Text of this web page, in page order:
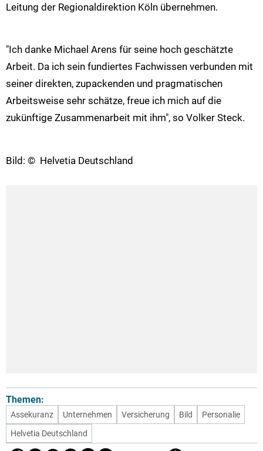
Leitung der Regionaldirektion Köln übernehmen.
"Ich danke Michael Arens für seine hoch geschätzte
Arbeit. Da ich sein fundiertes Fachwissen verbunden mit
seiner direkten, zupackenden und pragmatischen
Arbeitsweise sehr schätze, freue ich mich auf die
zukünftige Zusammenarbeit mit ihm", so Volker Steck.
Bild: © Helvetia Deutschland
Themen:
Assekuranz Unternehmen Versicherung Bild
Personalie
Helvetia Deutschland